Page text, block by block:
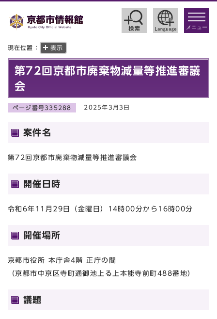
toggle
メニュー
現在位置： 表示
第72回京都市廃棄物減量等推進審議
会
ページ番号335288 2025年3月3日
案件名
第72回京都市廃棄物減量等推進審議会
開催日時
令和6年11月29日（金曜日）14時00分から16時00分
開催場所
京都市役所 本庁舎4階 正庁の間
（京都市中京区寺町通御池上る上本能寺前町488番地）
議題